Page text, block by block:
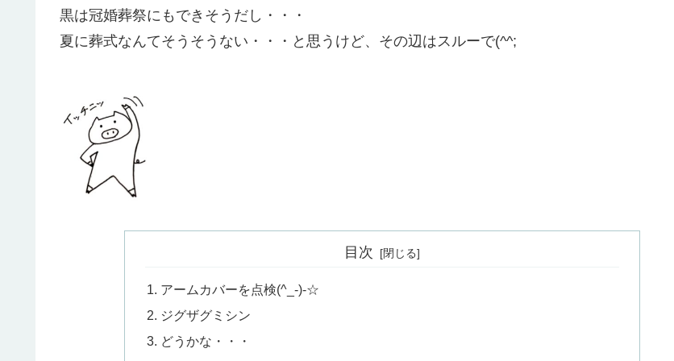
黒は冠婚葬祭にもできそうだし・・・
夏に葬式なんてそうそうない・・・と思うけど、その辺はスルーで(^^;
目次
アームカバーを点検(^_-)-☆
ジグザグミシン
どうかな・・・